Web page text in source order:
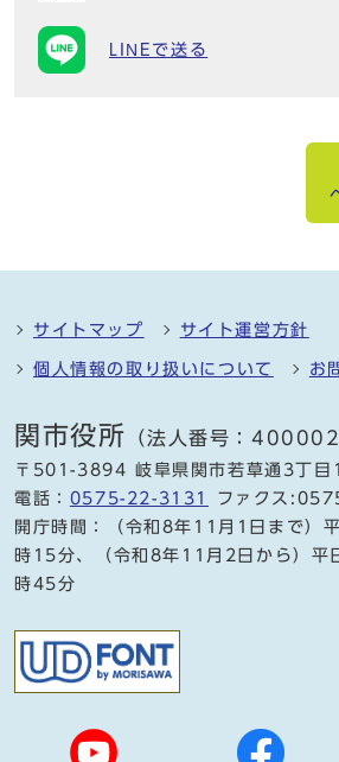
LINEで送る
サイトマップ サイト運営方針
個人情報の取り扱いについて お
関市役所 （法人番号：
〒501-3894 岐阜県関市若草通3丁目
電話： 0575-22-3131
ファクス
開庁時間：（令和8年11月1日まで
時15分、（令和8年11月2日から）
時45分